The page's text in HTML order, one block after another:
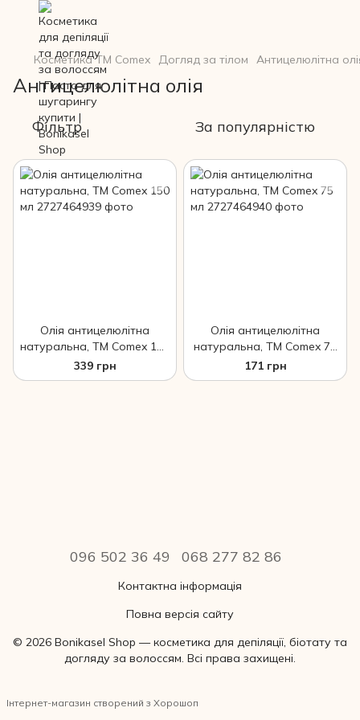
Косметика ТМ Comex Догляд за тілом Антицелюлітна
Антицелюлітна олія
Фільтр За популярністю
Олія антицелюлітна
натуральна, TM Comex 150
мл
339 грн
Олія антицелюлітна
натуральна, TM Comex 75
мл
171 грн
096 502 36 49 068 277 82 86
Контактна інформація
Повна версія сайту
© 2026 Bonikasel Shop — косметика для депіляції, біотату та
догляду за волоссям. Всі права захищені.
Інтернет-магазин створений з Хорошоп